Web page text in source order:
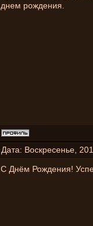
днем рождения.
Дата: Воскресенье,
C Днём Рождения!